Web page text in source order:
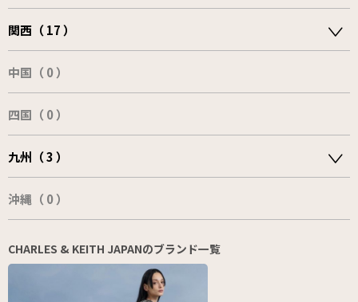
関西（ 17 ）
中国（ 0 ）
四国（ 0 ）
九州（ 3 ）
沖縄（ 0 ）
CHARLES & KEITH JAPANのブランド一覧